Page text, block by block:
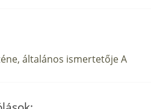
általános ismertetője A